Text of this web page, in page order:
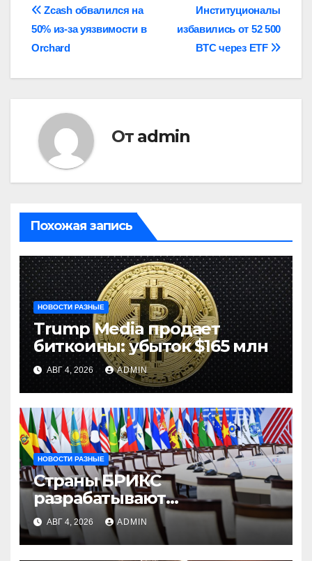
Навигация
по
записям
Институционалы
избавились от 52 500
BTC через ETF
Zcash обвалился на
50% из-за уязвимости в
Orchard
От admin
Похожая запись
НОВОСТИ РАЗНЫЕ
Trump Media продает
биткоины: убыток $165 млн
АВГ 4, 2026 ADMIN
НОВОСТИ РАЗНЫЕ
Страны БРИКС
разрабатывают
инфраструктуру на базе
цифровых валют
центробанков
АВГ 4, 2026 ADMIN